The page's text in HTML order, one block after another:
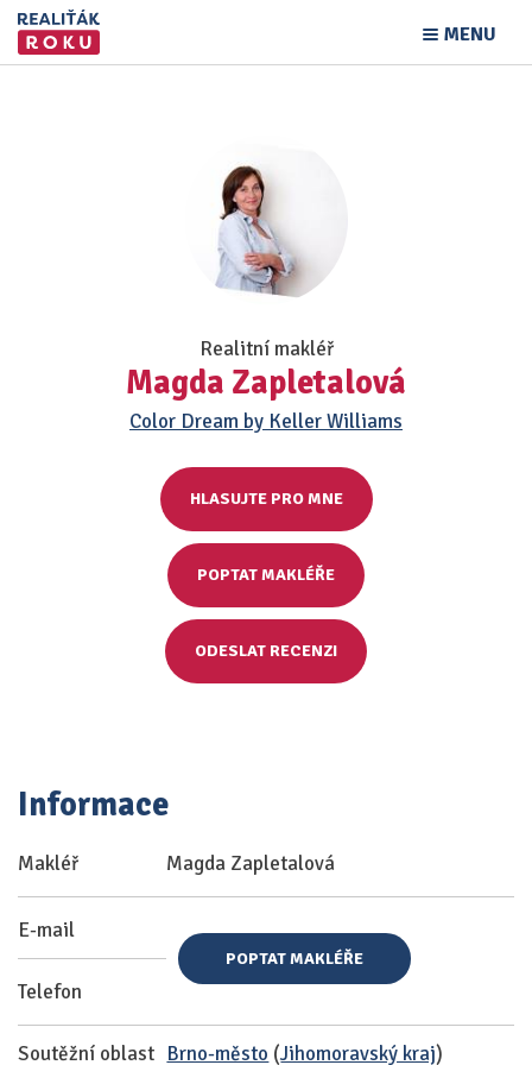
MENU
Realitní makléř
Magda Zapletalová
Color Dream by Keller Williams
HLASUJTE PRO MNE
POPTAT MAKLÉŘE
ODESLAT RECENZI
Informace
Makléř Magda Zapletalová
E-mail
Telefon
POPTAT MAKLÉŘE
Soutěžní oblast Brno-město (Jihomoravský kraj)